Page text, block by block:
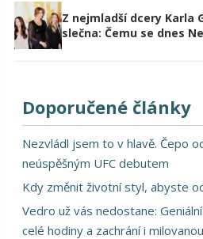
Z nejmladší dcery Karla
slečna: Čemu se dnes
Doporučené články
Nezvládl jsem to v hlavě. Čepo
neúspěšným UFC debutem
Kdy změnit životní styl, abyste
Vedro už vás nedostane:
celé hodiny a zachrání i